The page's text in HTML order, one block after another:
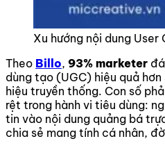
Xu hướng nội dung
Theo Billo, 93% marketer
dùng tạo (UGC) hiệu quả
hiệu truyền thống. Con số
rệt trong hành vi tiêu dùng:
tin vào nội dung quảng bá
chia sẻ mang tính cá nhân,